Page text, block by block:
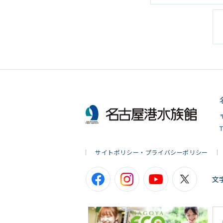
サイトポリシー・プライバシーポリシー
文